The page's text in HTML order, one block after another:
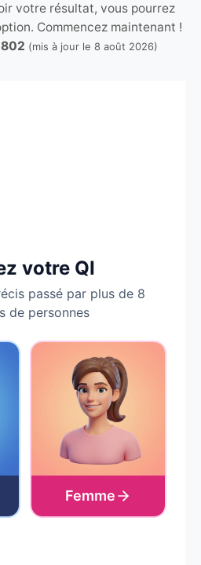
votre résultat, vous pourrez
Commencez maintenant !
802 (mis à jour le 8 août 2026)